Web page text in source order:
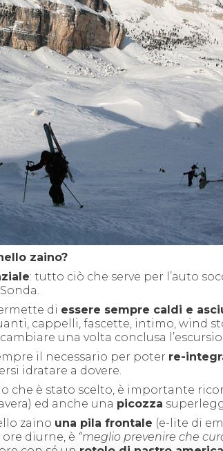
zaino?
: tutto ciò che serve per l’auto
di essere sempre caldi e
cappelli, fascette, intimo, wind
una volta conclusa
il necessario per poter re-
idratare a dovere.
che è stato scelto, è importante
ed anche una picozza
zaino una pila frontale (e-lite di
diurne, è “meglio prevenire che